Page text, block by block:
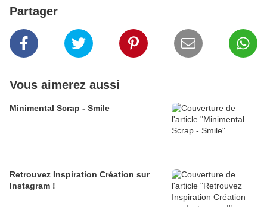
Partager
Vous aimerez aussi
Minimental Scrap - Smile
Retrouvez Inspiration Création sur
Instagram !